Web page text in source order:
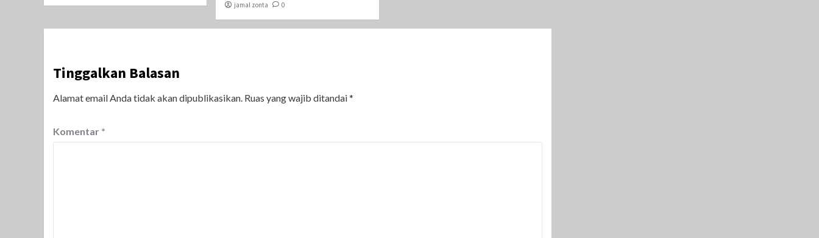
jamal zonta 0
Tinggalkan Balasan
Alamat email Anda tidak akan dipublikasikan. Ruas yang wajib ditandai*
Komentar *